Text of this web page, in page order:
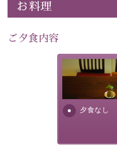
上諏訪温泉しんゆでは、30
意しております。
諏訪湖の穏やかな景色、心
温かいおもてなし。ご滞在
り特別なものにしてくれま
早めのご予約で、お得に癒
お料理
ご夕食内容
夕食なし
夕食なしご夕
場合は、二食
お選びください